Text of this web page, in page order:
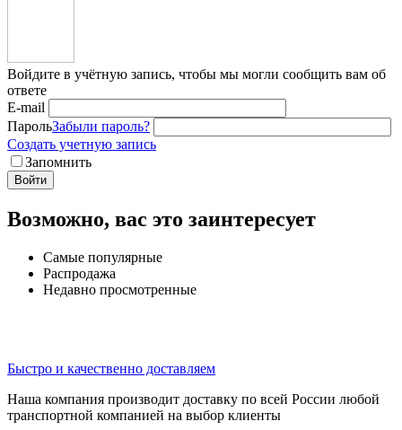
Войдите в учётную запись, чтобы мы могли сообщить вам об
ответе
E-mail
ПарольЗабыли пароль?
Создать учетную запись
Запомнить
Войти
Возможно, вас это заинтересует
Самые популярные
Распродажа
Недавно просмотренные
Быстро и качественно доставляем
Наша компания производит доставку по всей России любой
транспортной компанией на выбор клиенты